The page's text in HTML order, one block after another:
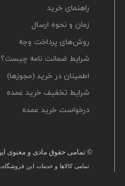
راهنمای خرید
زمان و نحوه ارسال
روش‌های پرداخت وجه
شرایط ضمانت نامه چیست؟
اطمینان در خرید (مجوزها)
شرایط تخفیف خرید عمده
درخواست خرید عمده
© تمامی حقوق مادی و معنوی
تمامی كالاها و خدمات این